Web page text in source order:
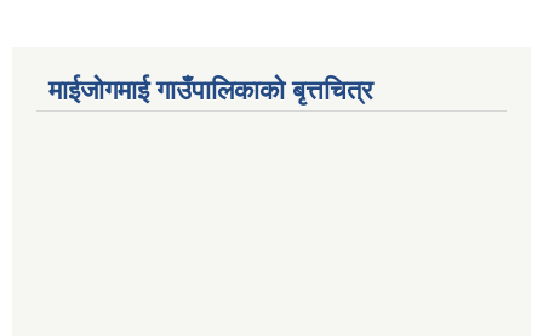
माईजोगमाई गाउँपालिकाको बृत्तचित्र